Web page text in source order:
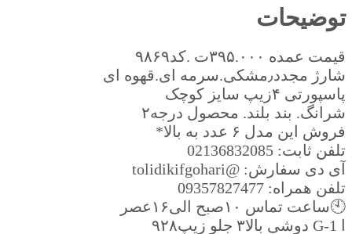
توضیحات
قیمت عمده ۳۹۵.۰۰۰ت .کد۹۸۶۹
شارژ مجدد٫مشکی.سرمه ای.قهوه ای
پاسپورتی ۴زیپ سایز کوچک
شرانگ. بند بلند. محصول درجه۲
فروش این مدل ۶ عدد به بالا*
تلفن ثابت: 02136832085
آی دی سفارش: @tolidikifgohari
تلفن همراه: 09357827477
🕙ساعت تماس ١٠صبح الى۱۶عصر